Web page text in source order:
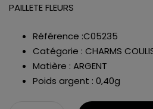
PAILLETE FLEURS
Référence :C05235
Catégorie : CHARMS
Matière : ARGENT
Poids argent : 0,40g